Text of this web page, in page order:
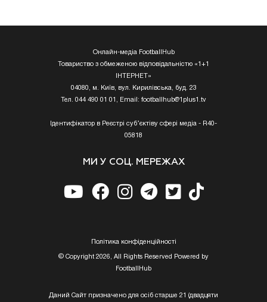
Онлайн-медіа FootballHub
Товариство з обмеженою відповідальністю «1+1
ІНТЕРНЕТ»
04080, м. Київ, вул. Кирилівська, буд. 23
Тел. 044 490 01 01, Email: footballhub@1plus1.tv
Ідентифікатор в Реєстрі суб’єктіву сфері медіа - R40-
05818
МИ У СОЦ. МЕРЕЖАХ
Полiтика конфiденцiйностi
© Copyright 2026, All Rights Reserved Powered by
FootballHub
Даний Сайт призначено для осіб старше 21 (двадцяти